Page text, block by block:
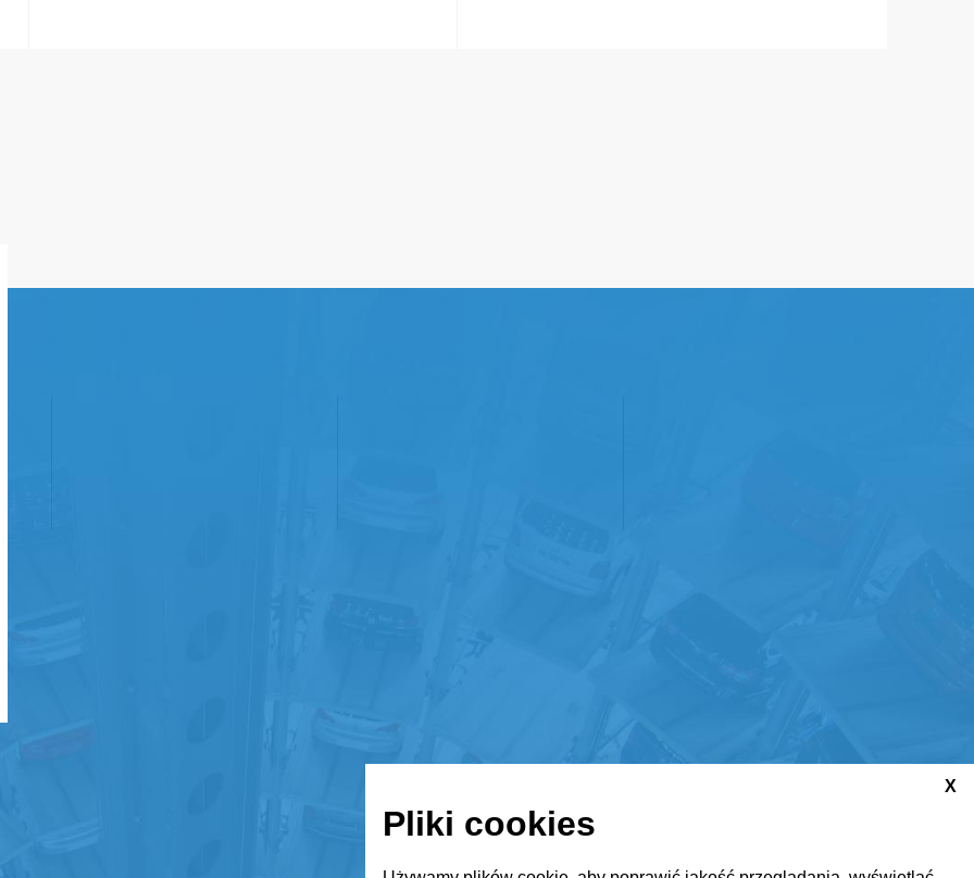
X
Pliki cookies